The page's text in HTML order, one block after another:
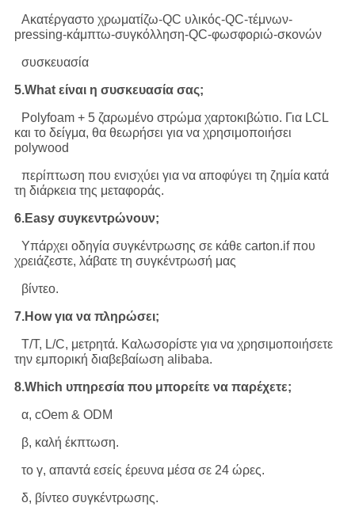
Ακατέργαστο χρωματίζω-QC υλικός-QC-τέμνων-
pressing-κάμπτω-συγκόλληση-QC-φωσφοριώ-σκονών
συσκευασία
5.What είναι η συσκευασία σας;
Polyfoam + 5 ζαρωμένο στρώμα χαρτοκιβώτιο. Για LCL
και το δείγμα, θα θεωρήσει για να χρησιμοποιήσει
polywood
περίπτωση που ενισχύει για να αποφύγει τη ζημία κατά
τη διάρκεια της μεταφοράς.
6.Easy συγκεντρώνουν;
Υπάρχει οδηγία συγκέντρωσης σε κάθε carton.if που
χρειάζεστε, λάβατε τη συγκέντρωσή μας
βίντεο.
7.How για να πληρώσει;
T/T, L/C, μετρητά. Καλωσορίστε για να χρησιμοποιήσετε
την εμπορική διαβεβαίωση alibaba.
8.Which υπηρεσία που μπορείτε να παρέχετε;
α, cOem & ODM
β, καλή έκπτωση.
το γ, απαντά εσείς έρευνα μέσα σε 24 ώρες.
δ, βίντεο συγκέντρωσης.